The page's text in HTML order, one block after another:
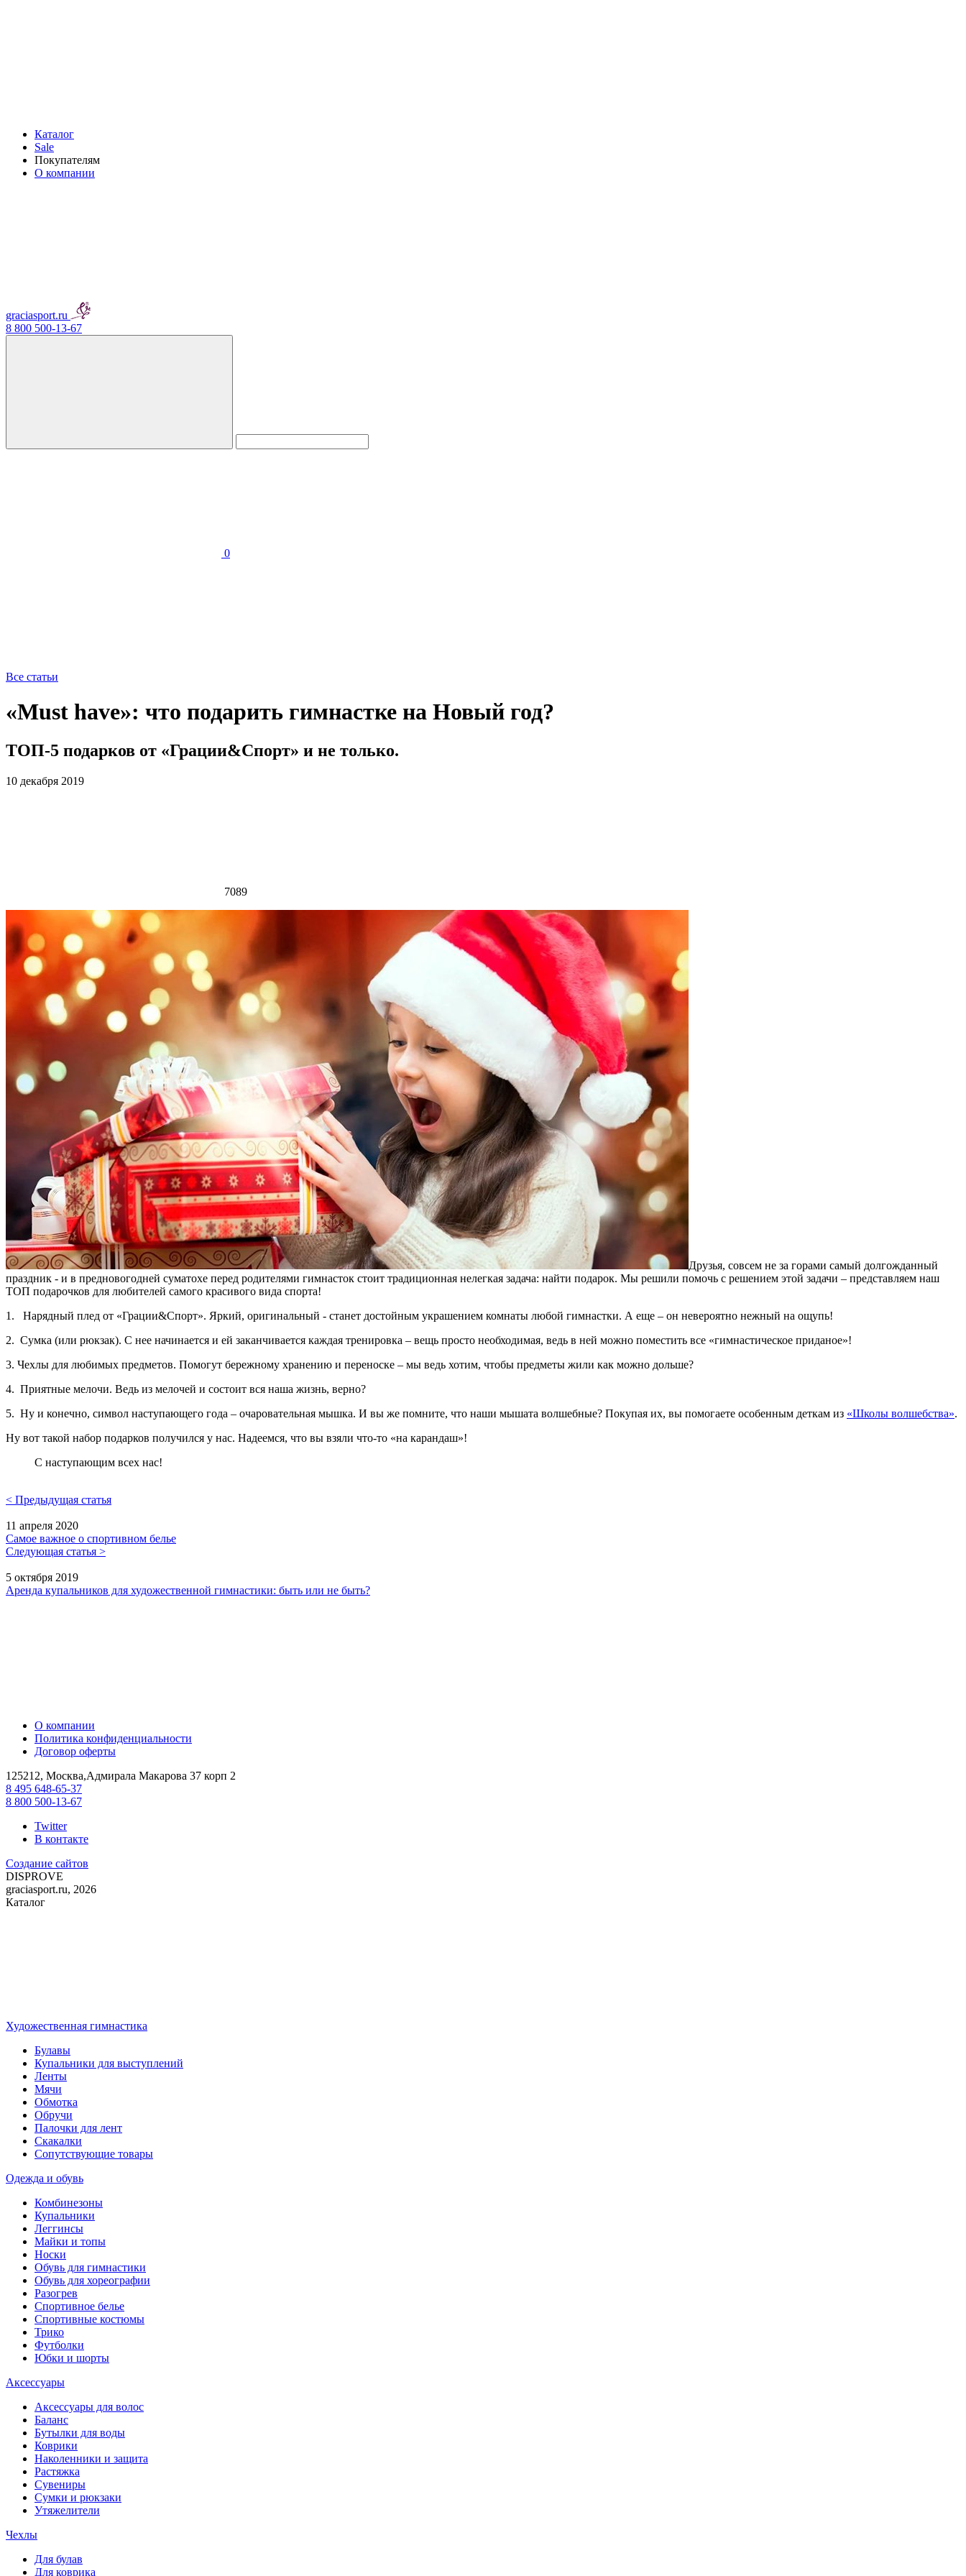
Каталог
Sale
Покупателям
О компании
graciasport.ru
8 800 500-13-67
0
Все статьи
«Must have»: что подарить гимнастке на Новый год?
ТОП-5 подарков от «Грации&Спорт» и не только.
10 декабря 2019
7089
Друзья, совсем не за горами самый долгожданный
праздник - и в предновогодней суматохе перед родителями гимнасток стоит традиционная нелегкая задача: найти подарок. Мы решили помочь с решением этой задачи – представляем наш
ТОП подарочков для любителей самого красивого вида спорта!
1. Нарядный плед от «Грации&Спорт». Яркий, оригинальный - станет достойным украшением комнаты любой гимнастки. А еще – он невероятно нежный на ощупь!
2. Сумка (или рюкзак). С нее начинается и ей заканчивается каждая тренировка – вещь просто необходимая, ведь в ней можно поместить все «гимнастическое приданое»!
3. Чехлы для любимых предметов. Помогут бережному хранению и переноске – мы ведь хотим, чтобы предметы жили как можно дольше?
4. Приятные мелочи. Ведь из мелочей и состоит вся наша жизнь, верно?
5. Ну и конечно, символ наступающего года – очаровательная мышка. И вы же помните, что наши мышата волшебные? Покупая их, вы помогаете особенным деткам из «Школы волшебства».
Ну вот такой набор подарков получился у нас. Надеемся, что вы взяли что-то «на карандаш»!
С наступающим всех нас!
< Предыдущая статья
11 апреля 2020
Самое важное о спортивном белье
Следующая статья >
5 октября 2019
Аренда купальников для художественной гимнастики: быть или не быть?
О компании
Политика конфиденциальности
Договор оферты
125212, Москва,Адмирала Макарова 37 корп 2
8 495 648-65-37
8 800 500-13-67
Twitter
В контакте
Создание сайтов
DISPROVE
graciasport.ru, 2026
Каталог
Художественная гимнастика
Булавы
Купальники для выступлений
Ленты
Мячи
Обмотка
Обручи
Палочки для лент
Скакалки
Сопутствующие товары
Одежда и обувь
Комбинезоны
Купальники
Леггинсы
Майки и топы
Носки
Обувь для гимнастики
Обувь для хореографии
Разогрев
Спортивное белье
Спортивные костюмы
Трико
Футболки
Юбки и шорты
Аксессуары
Аксессуары для волос
Баланс
Бутылки для воды
Коврики
Наколенники и защита
Растяжка
Сувениры
Сумки и рюкзаки
Утяжелители
Чехлы
Для булав
Для коврика